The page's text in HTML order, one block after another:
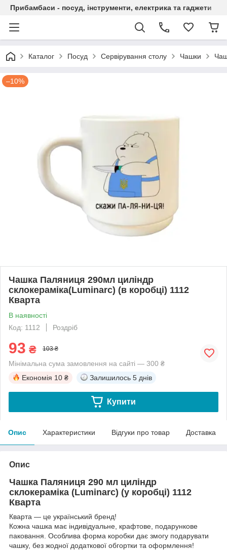
Прибамбаси - посуд, інструменти, електрика та гаджети
Каталог Посуд Сервірування столу Чашки
–10%
Чашка Паляниця 290мл циліндр
склокераміка(Luminarc) (в коробці) 1112
Кварта
В наявності
Код: 1112
Роздріб
93 ₴ 103 ₴
Мінімальна сума замовлення на сайті — 300 ₴
Економія 10 ₴ Залишилось 5 днів
Купити
Опис Характеристики Відгуки про товар Доставка
Опис
Чашка Паляниця 290 мл циліндр
склокераміка (Luminarc) (у коробці) 1112
Кварта
Кварта — це український бренд!
Кожна чашка має індивідуальне, крафтове, подарункове
паковання. Особлива форма коробки дає змогу подарувати
чашку, без жодної додаткової обгортки та оформлення!